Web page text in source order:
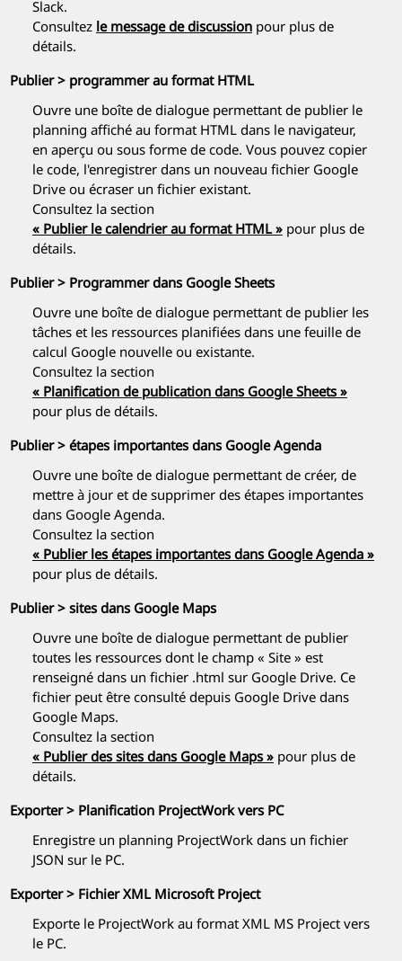
Slack.
Consultez le message de discussion pour plus de
détails.
Publier > programmer au format HTML
Ouvre une boîte de dialogue permettant de publier le
planning affiché au format HTML dans le navigateur,
en aperçu ou sous forme de code. Vous pouvez copier
le code, l'enregistrer dans un nouveau fichier Google
Drive ou écraser un fichier existant.
Consultez la section
« Publier le calendrier au format HTML » pour plus de
détails.
Publier > Programmer dans Google Sheets
Ouvre une boîte de dialogue permettant de publier les
tâches et les ressources planifiées dans une feuille de
calcul Google nouvelle ou existante.
Consultez la section
« Planification de publication dans Google Sheets »
pour plus de détails.
Publier > étapes importantes dans Google Agenda
Ouvre une boîte de dialogue permettant de créer, de
mettre à jour et de supprimer des étapes importantes
dans Google Agenda.
Consultez la section
« Publier les étapes importantes dans Google Agenda »
pour plus de détails.
Publier > sites dans Google Maps
Ouvre une boîte de dialogue permettant de publier
toutes les ressources dont le champ « Site » est
renseigné dans un fichier .html sur Google Drive. Ce
fichier peut être consulté depuis Google Drive dans
Google Maps.
Consultez la section
« Publier des sites dans Google Maps » pour plus de
détails.
Exporter > Planification ProjectWorkvers PC
Enregistre un planning ProjectWork dans un fichier
JSON sur le PC.
Exporter > Fichier XML Microsoft Project
Exporte le ProjectWork au format XML MS Project vers
le PC.